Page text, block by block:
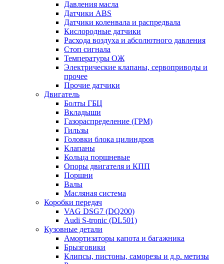
Давления масла
Датчики ABS
Датчики коленвала и распредвала
Кислородные датчики
Расхода воздуха и абсолютного давления
Стоп сигнала
Температуры ОЖ
Электрические клапаны, сервоприводы и
прочее
Прочие датчики
Двигатель
Болты ГБЦ
Вкладыши
Газораспределение (ГРМ)
Гильзы
Головки блока цилиндров
Клапаны
Кольца поршневые
Опоры двигателя и КПП
Поршни
Валы
Масляная система
Коробки передач
VAG DSG7 (DQ200)
Audi S-tronic (DL501)
Кузовные детали
Амортизаторы капота и багажника
Брызговики
Клипсы, пистоны, саморезы и д.р. метизы